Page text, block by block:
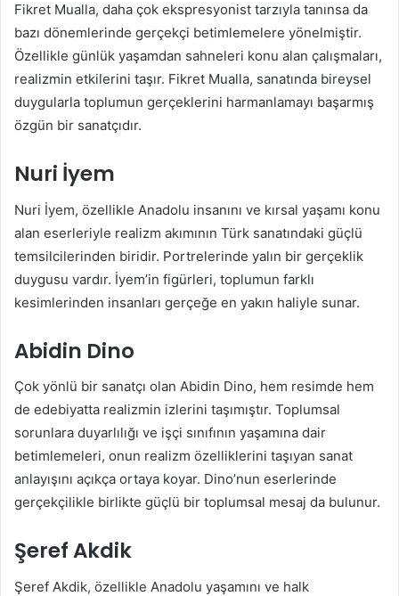
Fikret Mualla, daha çok ekspresyonist tarzıyla tanınsa da
bazı dönemlerinde gerçekçi betimlemelere yönelmiştir.
Özellikle günlük yaşamdan sahneleri konu alan çalışmaları,
realizmin etkilerini taşır. Fikret Mualla, sanatında bireysel
duygularla toplumun gerçeklerini harmanlamayı başarmış
özgün bir sanatçıdır.
Nuri İyem
Nuri İyem, özellikle Anadolu insanını ve kırsal yaşamı konu
alan eserleriyle realizm akımının Türk sanatındaki güçlü
temsilcilerinden biridir. Portrelerinde yalın bir gerçeklik
duygusu vardır. İyem’in figürleri, toplumun farklı
kesimlerinden insanları gerçeğe en yakın haliyle sunar.
Abidin Dino
Çok yönlü bir sanatçı olan Abidin Dino, hem resimde hem
de edebiyatta realizmin izlerini taşımıştır. Toplumsal
sorunlara duyarlılığı ve işçi sınıfının yaşamına dair
betimlemeleri, onun realizm özelliklerini taşıyan sanat
anlayışını açıkça ortaya koyar. Dino’nun eserlerinde
gerçekçilikle birlikte güçlü bir toplumsal mesaj da bulunur.
Şeref Akdik
Şeref Akdik, özellikle Anadolu yaşamını ve halk